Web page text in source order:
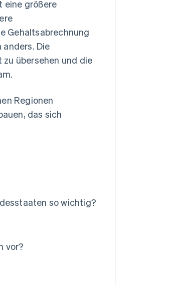
eine größere
Gehaltsabrechnung
Die
übersehen und die
Regionen
das sich
so wichtig?
vor?